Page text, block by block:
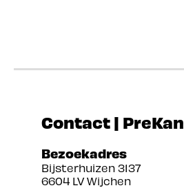
Contact | PreKan
Bezoekadres
Bijsterhuizen 3137
6604 LV Wijchen